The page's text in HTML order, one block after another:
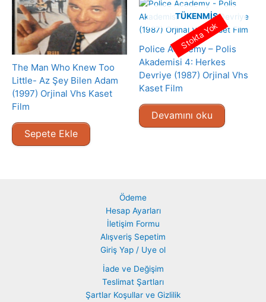
The Man Who Knew Too
Little- Az Şey Bilen Adam
(1997) Orjinal Vhs Kaset
Film
Sepete Ekle
TÜKENMIŞ
Police Academy – Polis
Akademisi 4: Herkes
Devriye (1987) Orjinal Vhs
Kaset Film
Devamını oku
Stokta Yok
Ödeme
Hesap Ayarları
İletişim Formu
Alışveriş Sepetim
Giriş Yap / Uye ol
İade ve Değişim
Teslimat Şartları
Şartlar Koşullar ve Gizlilik